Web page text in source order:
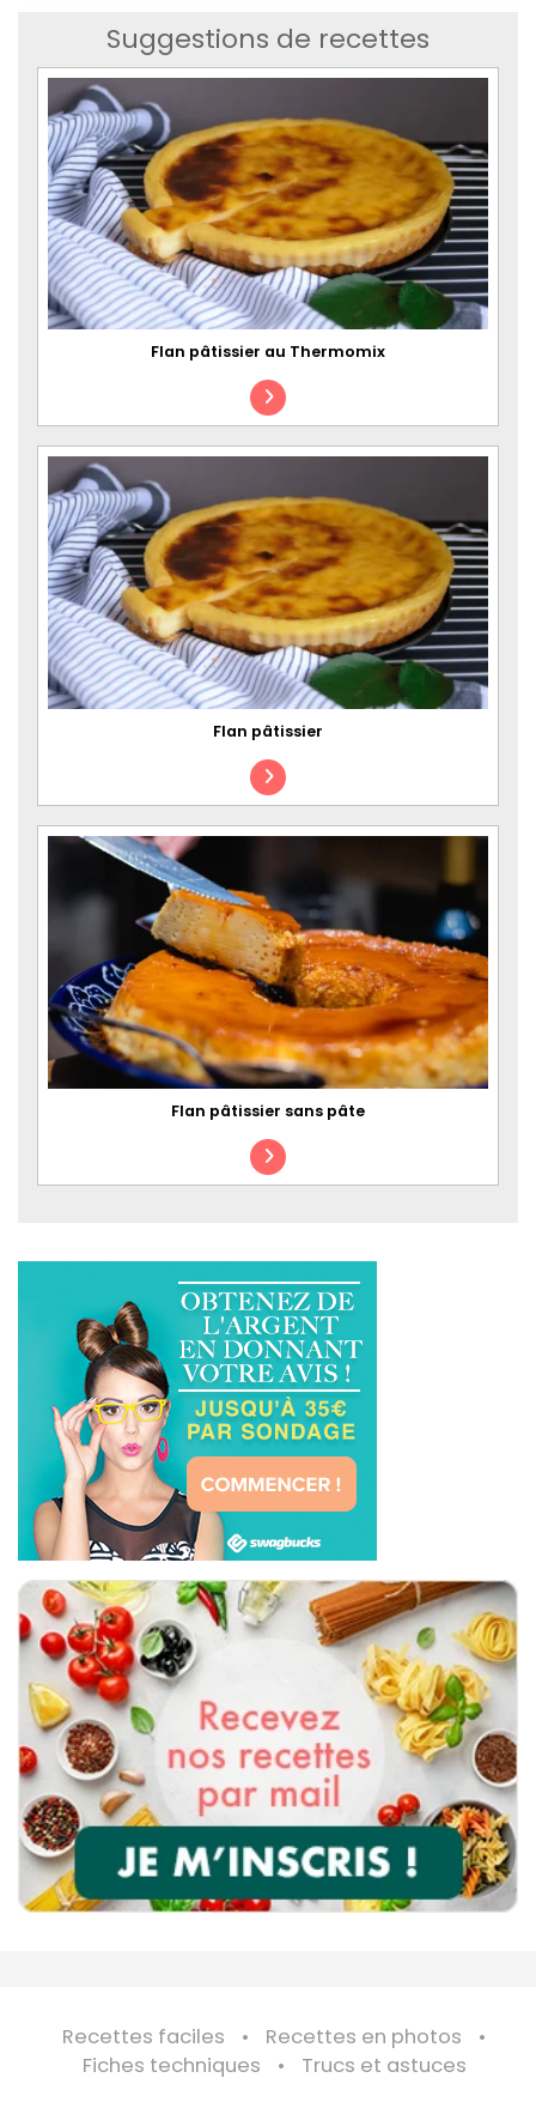
Suggestions de recettes
Flan pâtissier au Thermomix
Flan pâtissier
Flan pâtissier sans pâte
Recettes faciles
Recettes en photos
Fiches techniques
Trucs et astuces